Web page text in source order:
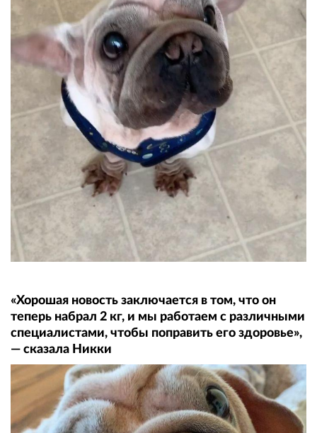
«Хорошая новость заключается в том, что он
теперь набрал 2 кг, и мы работаем с различными
специалистами, чтобы поправить его здоровье»,
— сказала Никки